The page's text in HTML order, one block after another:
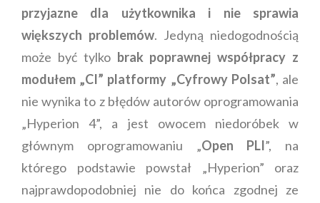
przyjazne dla użytkownika i nie sprawia
większych problemów. Jedyną niedogodnością
może być tylko brak poprawnej współpracy z
modułem „CI” platformy „Cyfrowy Polsat”, ale
nie wynika to z błędów autorów oprogramowania
„Hyperion 4”, a jest owocem niedoróbek w
głównym oprogramowaniu „Open PLI”, na
którego podstawie powstał „Hyperion” oraz
najprawdopodobniej nie do końca zgodnej ze